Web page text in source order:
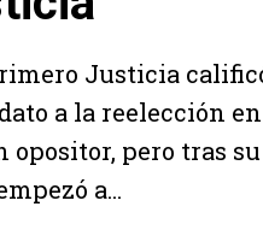
Justicia
a la reelección
opositor, pero tras
a...